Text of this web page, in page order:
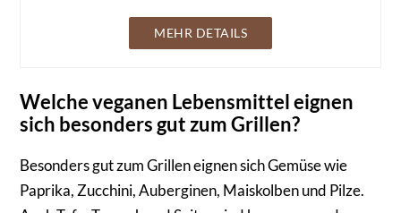
MEHR DETAILS
Welche veganen Lebensmittel eignen
sich besonders gut zum Grillen?
Besonders gut zum Grillen eignen sich Gemüse wie
Paprika, Zucchini, Auberginen, Maiskolben und Pilze.